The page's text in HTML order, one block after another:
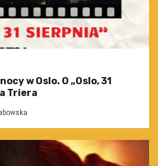
w Oslo. O „Oslo, 31
Triera